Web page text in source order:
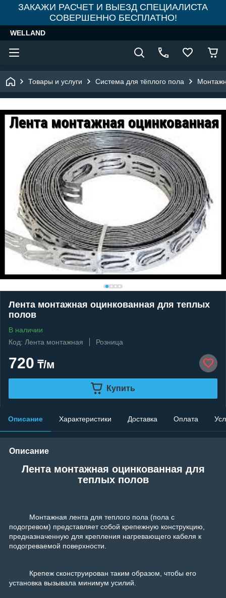
ЗАКАЖИ РАСЧЕТ И ВЫЕЗД СПЕЦИАЛИСТА
СОВЕРШЕННО БЕСПЛАТНО!
WELLAND
Товары и услуги Система для тёплого пола
Лента монтажная оцинкованная для теплых
полов
В наличии
Код: Лента монтажная
Розница
720 ₸/м
Купить
Описание Характеристики Доставка Оплата
Описание
Лента монтажная оцинкованная для
теплых полов
Монтажная лента для теплого пола (пола с
подогревом) представляет собой крепежную конструкцию,
предназначенную для крепления нагревающего кабеля к
подогреваемой поверхности.
Крепеж сконструирован таким образом, чтобы его
установка вызывала минимум усилий.